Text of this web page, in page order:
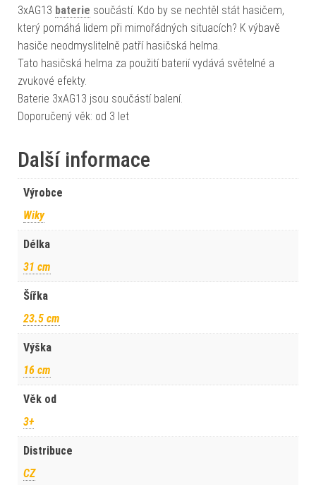
3xAG13 baterie součástí. Kdo by se nechtěl stát hasičem,
který pomáhá lidem při mimořádných situacích? K výbavě
hasiče neodmyslitelně patří hasičská helma.
Tato hasičská helma za použití baterií vydává světelné a
zvukové efekty.
Baterie 3xAG13 jsou součástí balení.
Doporučený věk: od 3 let
Další informace
Výrobce
Wiky
Délka
31 cm
Šířka
23.5 cm
Výška
16 cm
Věk od
3+
Distribuce
CZ